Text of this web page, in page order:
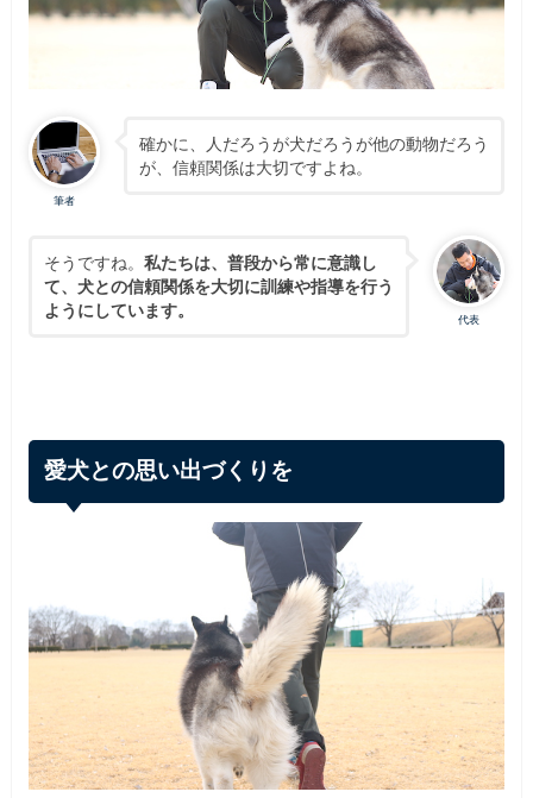
筆者
確かに、人だろうが犬だろうが他の動物だろう
が、信頼関係は大切ですよね。
代表
そうですね。 私たちは、普段から常に意識し
て、犬との信頼関係を大切に訓練や指導を行う
ようにしています。
愛犬との思い出づくりを